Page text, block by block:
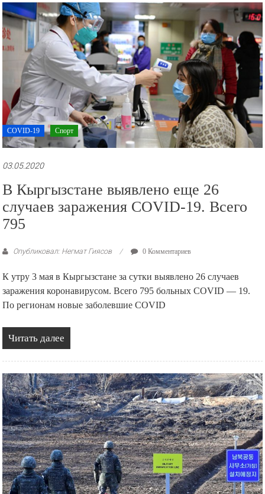
рекламные
ролики
и
презентации.
COVID-19 Спорт
03.05.2020
В Кыргызстане выявлено еще 26
случаев заражения COVID-19. Всего
795
Опубликовал: Негмат Гиясов 0 Комментариев
К утру 3 мая в Кыргызстане за сутки выявлено 26 случаев
заражения коронавирусом. Всего 795 больных COVID — 19.
По регионам новые заболевшие COVID
Читать далее